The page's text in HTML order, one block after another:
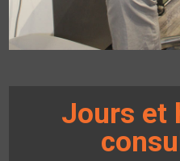
Jours et